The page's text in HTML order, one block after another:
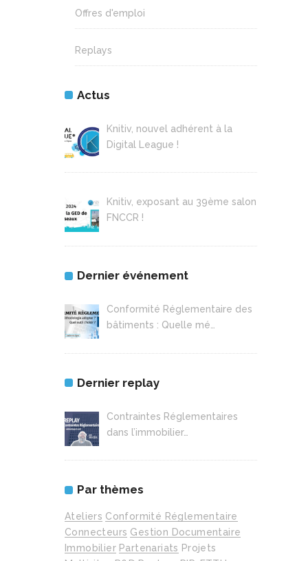
Offres d'emploi
Replays
Actus
Knitiv, nouvel adhérent à la
Digital League !
Knitiv, exposant au 39ème salon
FNCCR !
Dernier événement
Conformité Réglementaire des
bâtiments : Quelle mé…
Dernier replay
Contraintes Réglementaires
dans l’immobilier…
Par thèmes
Ateliers Conformité Réglementaire
Connecteurs Gestion Documentaire
Immobilier Partenariats Projets